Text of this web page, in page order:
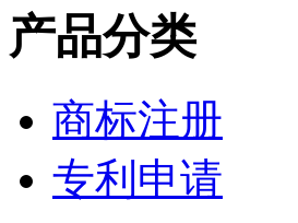
产品分类
商标注册
专利申请